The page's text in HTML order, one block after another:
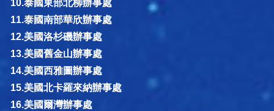
10.泰國東部北柳辦事處
11.泰國南部華欣辦事處
12.美國洛杉磯辦事處
13.美國舊金山辦事處
14.美國西雅圖辦事處
15.美國北卡羅來納辦事處
16.美國爾灣辦事處